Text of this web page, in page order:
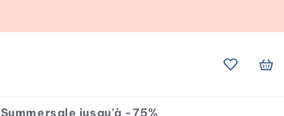
Mes
Summersale jusqu'à -75%